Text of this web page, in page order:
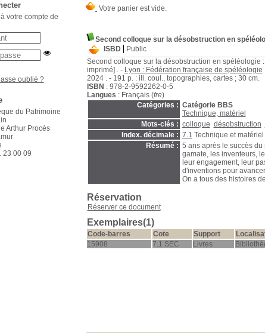
Second colloque sur la désobstruction en
ISBD
Public
Second colloque sur la désobstruction en spéléologie
imprimé] . - Lyon : Fédération française de spéléologie
2024 . - 191 p. : ill. coul., topographies, cartes ; 30 cm.
ISBN : 978-2-9592262-0-5
Langues : Français (fre)
Catégories : Catégorie BBS
Technique, matériel
Mots-clés : colloque désobstruction
Index. décimale : 7.1 Technique et
Résumé : 5 ans après le succès
gamate, les inventeurs,
leur engagement, leur
d'inventions pour
On a tous des histoires
Réservation
Réserver ce document
Exemplaires(1)
Code-barres Cote Support
15908
7.1 SEC Livres
votre compte de
oublié ?
du Patrimoine
Arthur Procès
23 00 09